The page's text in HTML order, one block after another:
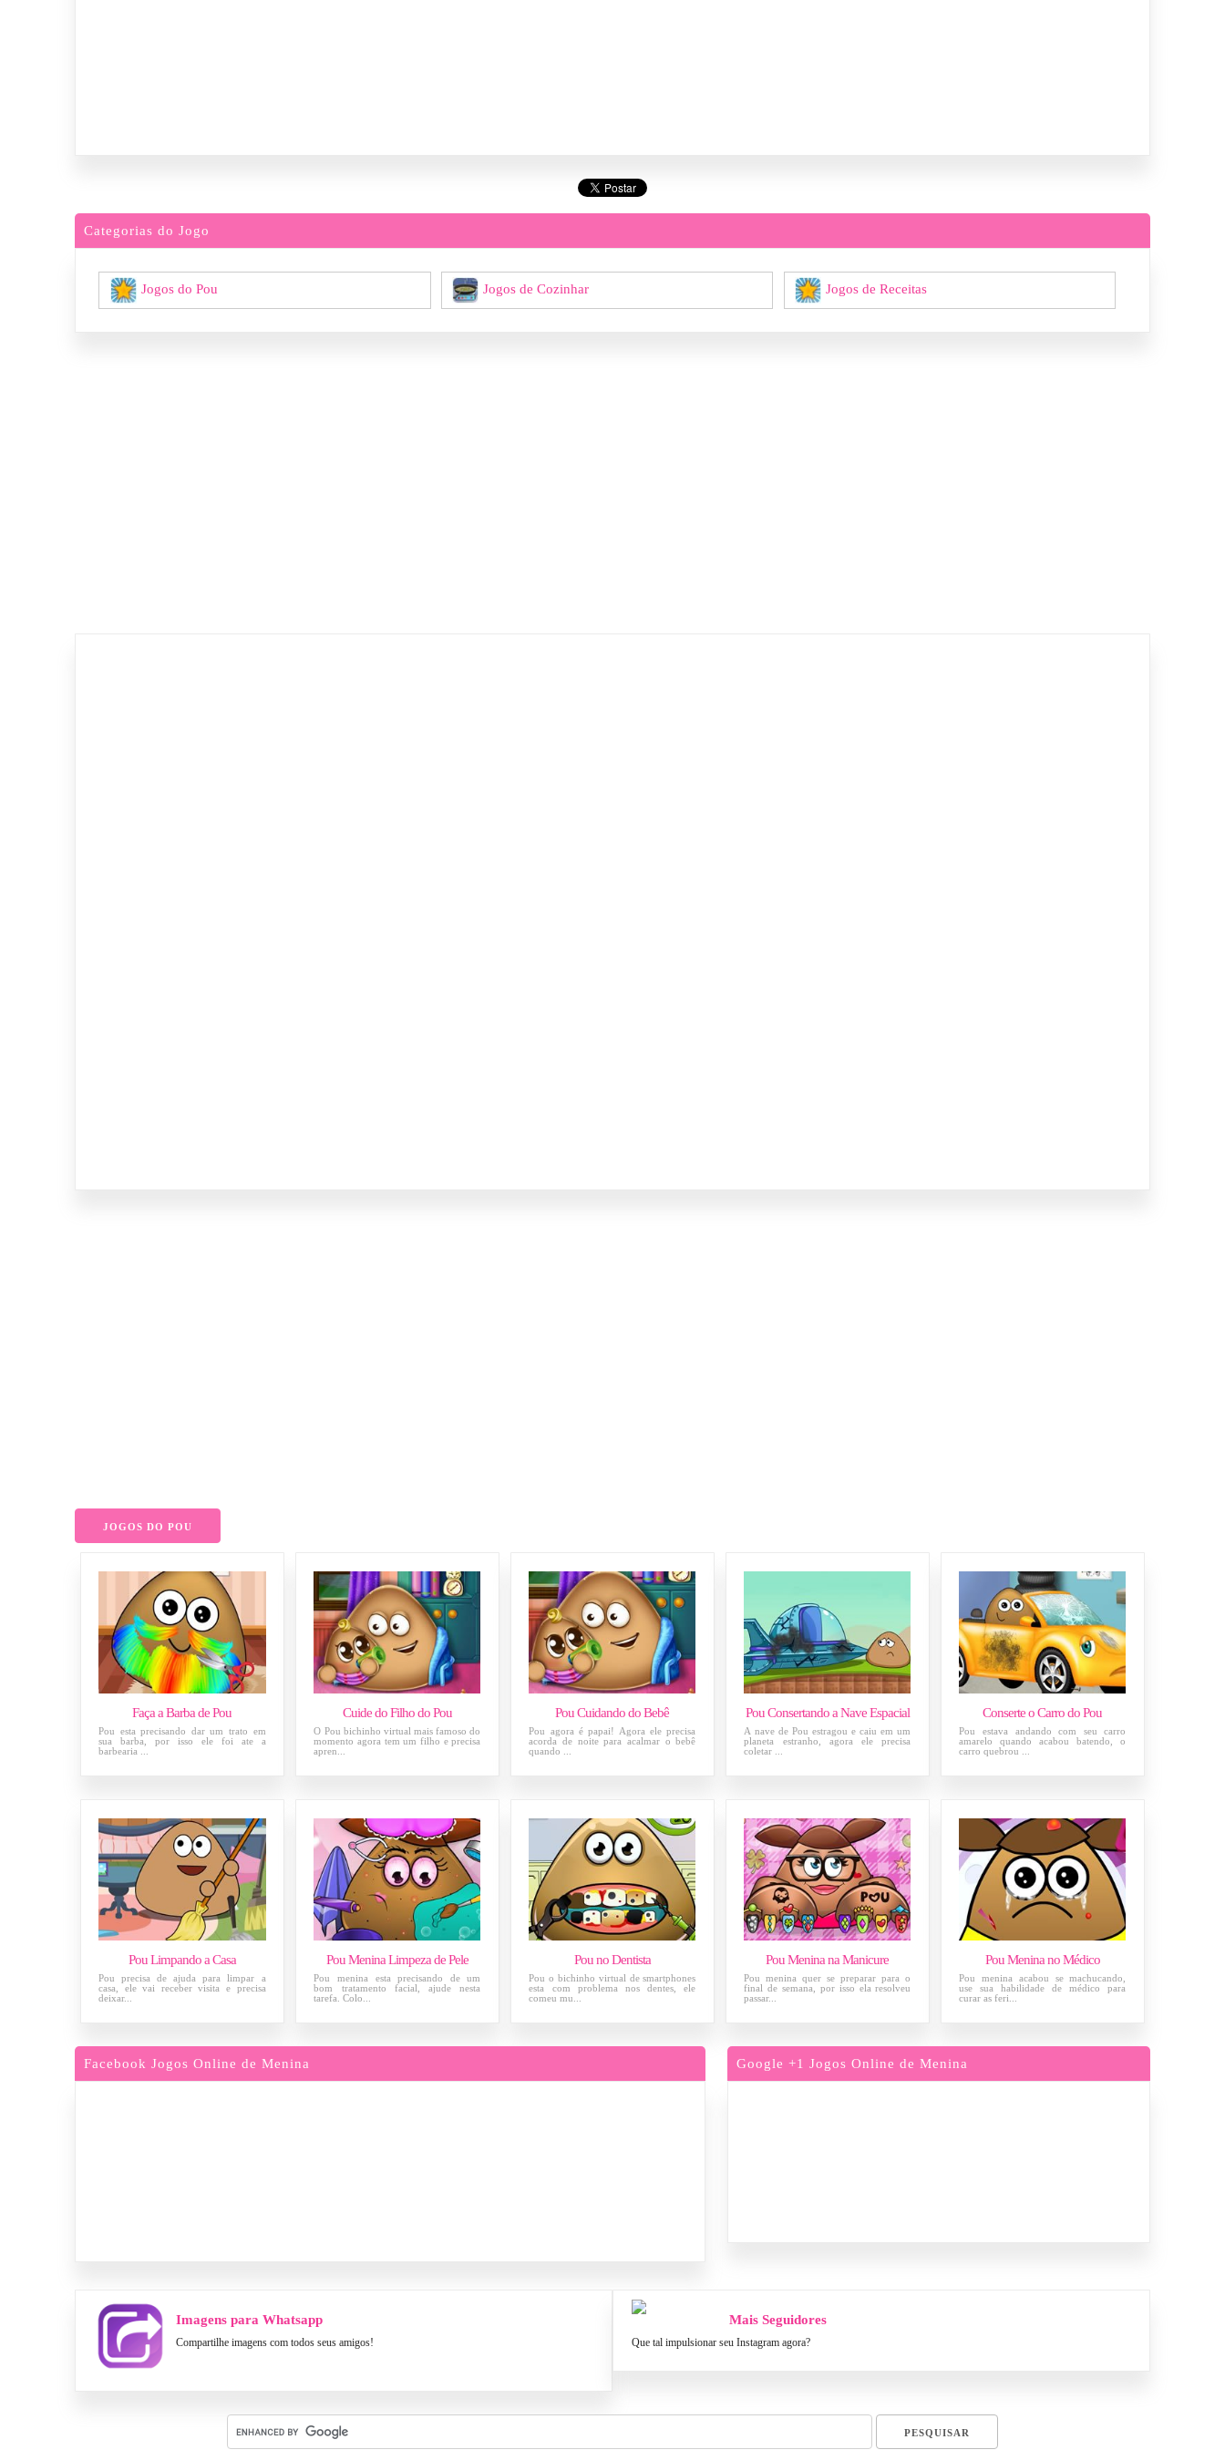
Categorias do Jogo
Jogos do Pou Jogos de Cozinhar Jogos de Receitas
JOGOS DO POU
Faça a Barba de Pou
Pou esta precisando dar um trato em
sua barba, por isso ele foi ate a
barbearia ...
Cuide do Filho do Pou
O Pou bichinho virtual mais famoso do
momento agora tem um filho e precisa
apren...
Pou Cuidando do Bebê
Pou agora é papai! Agora ele precisa
acorda de noite para acalmar o bebê
quando ...
Pou Consertando a Nave Espacial
A nave de Pou estragou e caiu em um
planeta estranho, agora ele precisa
coletar ...
Conserte o Carro do Pou
Pou estava andando com seu carro
amarelo quando acabou batendo, o
carro quebrou ...
Pou Limpando a Casa
Pou precisa de ajuda para limpar a
casa, ele vai receber visita e precisa
deixar...
Pou Menina Limpeza de Pele
Pou menina esta precisando de um
bom tratamento facial, ajude nesta
tarefa. Colo...
Pou no Dentista
Pou o bichinho virtual de smartphones
esta com problema nos dentes, ele
comeu mu...
Pou Menina na Manicure
Pou menina quer se preparar para o
final de semana, por isso ela resolveu
passar...
Pou Menina no Médico
Pou menina acabou se machucando,
use sua habilidade de médico para
curar as feri...
Facebook Jogos Online de Menina Google +1 Jogos Online de Menina
Imagens para Whatsapp
Compartilhe imagens com todos seus amigos!
Mais Seguidores
Que tal impulsionar seu Instagram agora?